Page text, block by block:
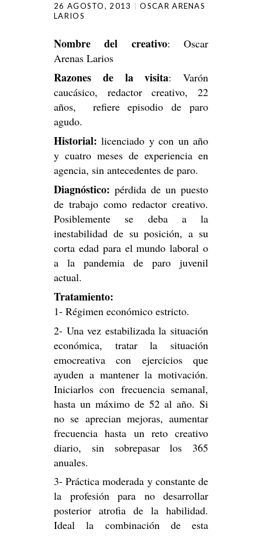
26 AGOSTO, 2013
OSCAR ARENAS
LARIOS
Nombre del creativo: Oscar
Arenas Larios
Razones de la visita: Varón
caucásico, redactor creativo, 22
años, refiere episodio de paro
agudo.
Historial: licenciado y con un año
y cuatro meses de experiencia en
agencia, sin antecedentes de paro.
Diagnóstico: pérdida de un puesto
de trabajo como redactor creativo.
Posiblemente se deba a la
inestabilidad de su posición, a su
corta edad para el mundo laboral o
a la pandemia de paro juvenil
actual.
Tratamiento:
1- Régimen económico estricto.
2- Una vez estabilizada la situación
económica, tratar la situación
emocreativa con ejercicios que
ayuden a mantener la motivación.
Iniciarlos con frecuencia semanal,
hasta un máximo de 52 al año. Si
no se aprecian mejoras, aumentar
frecuencia hasta un reto creativo
diario, sin sobrepasar los 365
anuales.
3- Práctica moderada y constante de
la profesión para no desarrollar
posterior atrofia de la habilidad.
Ideal la combinación de esta